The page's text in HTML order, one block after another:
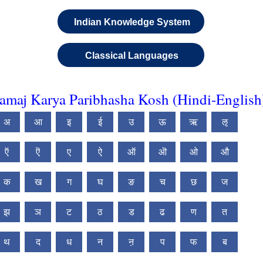
Indian Knowledge System
Classical Languages
Karya Paribhasha Kosh (Hindi-
अ आ इ ई उ ऊ ऋ ऌ
ऍ ऎ ए ऐ ऑ ऒ ओ औ
क ख ग घ ङ च छ ज
झ ञ ट ठ ड ढ ण त
थ द ध न ऩ प फ ब